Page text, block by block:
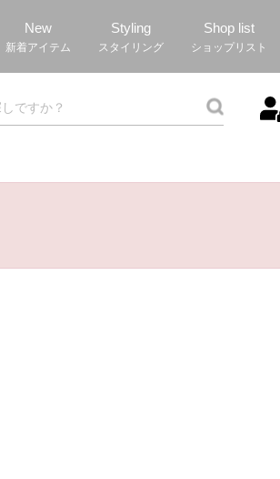
New
新着アイテム
Styling
スタイリング
Shop list
ショップリスト